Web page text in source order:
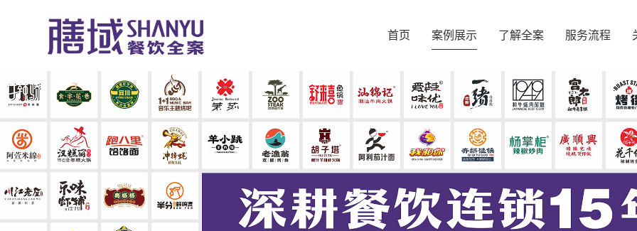
首页 案例展示 了解全案 服务流程